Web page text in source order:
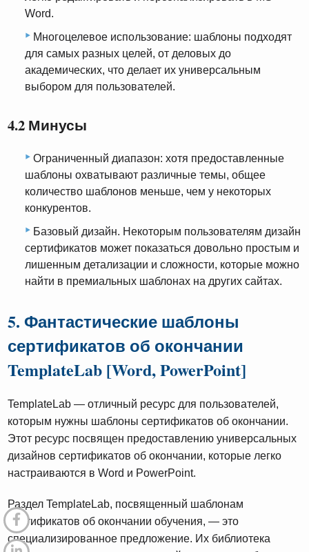
Word.
Многоцелевое использование: шаблоны подходят
для самых разных целей, от деловых до
академических, что делает их универсальным
выбором для пользователей.
4.2 Минусы
Ограниченный диапазон: хотя предоставленные
шаблоны охватывают различные темы, общее
количество шаблонов меньше, чем у некоторых
конкурентов.
Базовый дизайн. Некоторым пользователям дизайн
сертификатов может показаться довольно простым и
лишенным детализации и сложности, которые можно
найти в премиальных шаблонах на других сайтах.
5. Фантастические шаблоны
сертификатов об окончании
TemplateLab [Word, PowerPoint]
TemplateLab — отличный ресурс для пользователей,
которым нужны шаблоны сертификатов об окончании.
Этот ресурс посвящен предоставлению универсальных
дизайнов сертификатов об окончании, которые легко
настраиваются в Word и PowerPoint.
Раздел TemplateLab, посвященный шаблонам
сертификатов об окончании обучения, — это
специализированное предложение. Их библиотека